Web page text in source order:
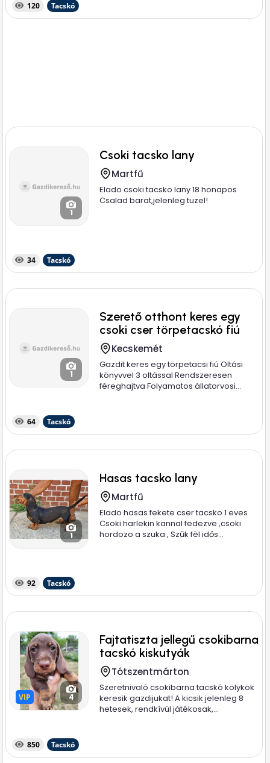
120 Tacskó
1
Csoki tacsko lany
Martfű
Elado csoki tacsko lany 18 honapos
Csalad barat,jelenleg tuzel!
34 Tacskó
1
Szerető otthont keres egy
csoki cser törpetacskó fiú
Kecskemét
Gazdit keres egy törpetacsi fiú Oltási
könyvvel 3 oltással Rendszeresen
féreghajtva Folyamatos állatorvosi...
64 Tacskó
1
Hasas tacsko lany
Martfű
Elado hasas fekete cser tacsko 1 eves
Csoki harlekin kannal fedezve ,csoki
hordozo a szuka , Szűk fèl idős...
92 Tacskó
VIP
VIP 4
Fajtatiszta jellegű csokibarna
tacskó kiskutyák
Tótszentmárton
Szeretnivaló csokibarna tacskó kölykök
keresik gazdijukat! A kicsik jelenleg 8
hetesek, rendkívül játékosak,...
850 Tacskó